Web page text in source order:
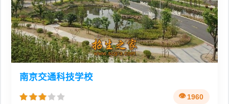
南京交通科技学校
1960